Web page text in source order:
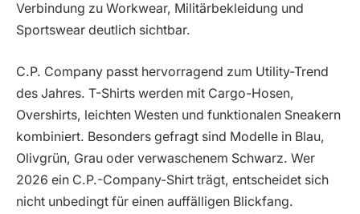
Verbindung zu Workwear, Militärbekleidung und
Sportswear deutlich sichtbar.
C.P. Company passt hervorragend zum Utility-Trend
des Jahres. T-Shirts werden mit Cargo-Hosen,
Overshirts, leichten Westen und funktionalen Sneakern
kombiniert. Besonders gefragt sind Modelle in Blau,
Olivgrün, Grau oder verwaschenem Schwarz. Wer
2026 ein C.P.-Company-Shirt trägt, entscheidet sich
nicht unbedingt für einen auffälligen Blickfang.